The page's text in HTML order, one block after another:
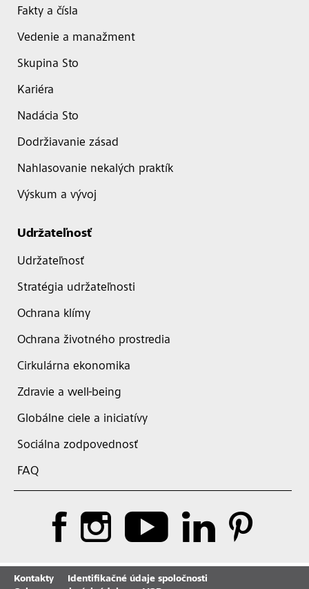
Fakty a čísla
Vedenie a manažment
Skupina Sto
Kariéra
Nadácia Sto
Dodržiavanie zásad
Nahlasovanie nekalých praktík
Výskum a vývoj
Udržateľnosť
Udržateľnosť
Stratégia udržateľnosti
Ochrana klímy
Ochrana životného prostredia
Cirkulárna ekonomika
Zdravie a well-being
Globálne ciele a iniciatívy
Sociálna zodpovednosť
FAQ
Kontakty
Identifikačné údaje spoločnosti